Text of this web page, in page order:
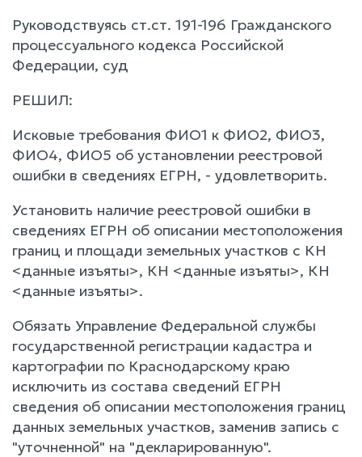
Руководствуясь ст.ст. 191-196 Гражданского
процессуального кодекса Российской
Федерации, суд
РЕШИЛ:
Исковые требования ФИО1 к ФИО2, ФИО3,
ФИО4, ФИО5 об установлении реестровой
ошибки в сведениях ЕГРН, - удовлетворить.
Установить наличие реестровой ошибки в
сведениях ЕГРН об описании местоположения
границ и площади земельных участков с КН
<данные изъяты>, КН <данные изъяты>, КН
<данные изъяты>.
Обязать Управление Федеральной службы
государственной регистрации кадастра и
картографии по Краснодарскому краю
исключить из состава сведений ЕГРН
сведения об описании местоположения границ
данных земельных участков, заменив запись с
"уточненной" на "декларированную".